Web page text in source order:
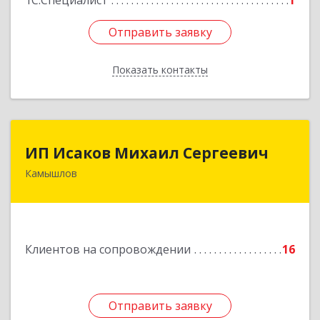
Отправить заявку
Показать контакты
Отправить заявку
Назад
ИП Исаков Михаил Сергеевич
Камышлов
Клиентов на сопровождении 16
Отправить заявку
624860, Свердловская обл, Камышлов г, Ленина
Отправить заявку